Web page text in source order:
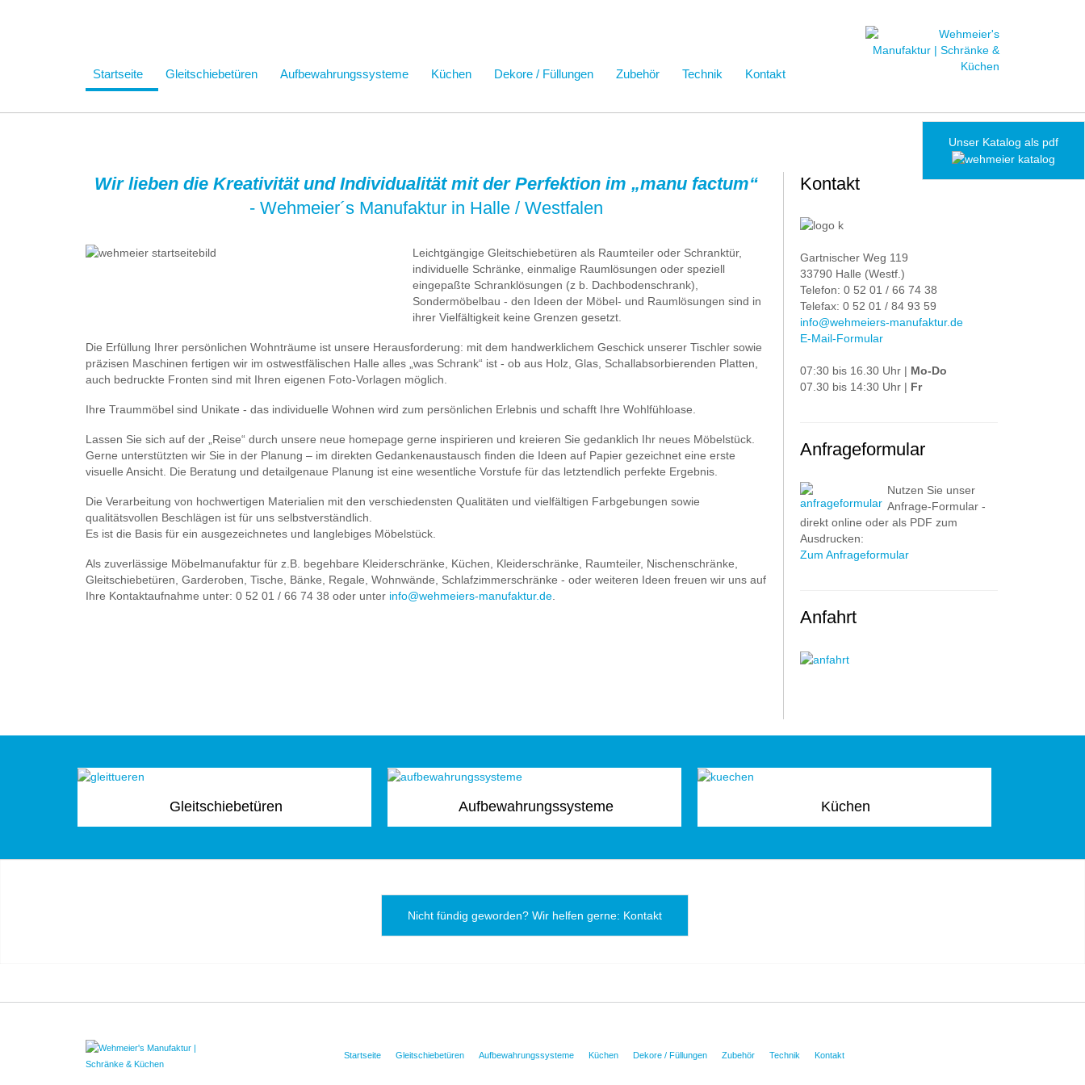
Startseite Gleitschiebetüren Aufbewahrungssysteme Küchen Dekore / Füllungen Zubehör Technik Kontakt
Wir lieben die Kreativität und Individualität mit der Perfektion im „manu factum“
- Wehmeier´s Manufaktur in Halle / Westfalen
Leichtgängige Gleitschiebetüren als Raumteiler oder Schranktür,
individuelle Schränke, einmalige Raumlösungen oder speziell
eingepaßte Schranklösungen (z b. Dachbodenschrank),
Sondermöbelbau - den Ideen der Möbel- und Raumlösungen sind in
ihrer Vielfältigkeit keine Grenzen gesetzt.
Die Erfüllung Ihrer persönlichen Wohnträume ist unsere Herausforderung: mit dem handwerklichem Geschick unserer Tischler sowie
präzisen Maschinen fertigen wir im ostwestfälischen Halle alles „was Schrank“ ist - ob aus Holz, Glas, Schallabsorbierenden Platten,
auch bedruckte Fronten sind mit Ihren eigenen Foto-Vorlagen möglich.
Ihre Traummöbel sind Unikate - das individuelle Wohnen wird zum persönlichen Erlebnis und schafft Ihre Wohlfühloase.
Lassen Sie sich auf der „Reise“ durch unsere neue homepage gerne inspirieren und kreieren Sie gedanklich Ihr neues Möbelstück.
Gerne unterstützten wir Sie in der Planung – im direkten Gedankenaustausch finden die Ideen auf Papier gezeichnet eine erste
visuelle Ansicht. Die Beratung und detailgenaue Planung ist eine wesentliche Vorstufe für das letztendlich perfekte Ergebnis.
Die Verarbeitung von hochwertigen Materialien mit den verschiedensten Qualitäten und vielfältigen Farbgebungen sowie
qualitätsvollen Beschlägen ist für uns selbstverständlich.
Es ist die Basis für ein ausgezeichnetes und langlebiges Möbelstück.
Als zuverlässige Möbelmanufaktur für z.B. begehbare Kleiderschränke, Küchen, Kleiderschränke, Raumteiler, Nischenschränke,
Gleitschiebetüren, Garderoben, Tische, Bänke, Regale, Wohnwände, Schlafzimmerschränke - oder weiteren Ideen freuen wir uns auf
Ihre Kontaktaufnahme unter: 0 52 01 / 66 74 38 oder unter info@wehmeiers-manufaktur.de
Unser Katalog als pdf
Kontakt
Gartnischer Weg 119
33790 Halle (Westf.)
Telefon: 0 52 01 / 66 74 38
Telefax: 0 52 01 / 84 93 59
info@wehmeiers-manufaktur.de
E-Mail-Formular
07:30 bis 16.30 Uhr | Mo-Do
07.30 bis 14:30 Uhr | Fr
Anfrageformular
Nutzen Sie unser
Anfrage-Formular -
direkt online oder als PDF zum
Ausdrucken:
Zum Anfrageformular
Anfahrt
Gleitschiebetüren Aufbewahrungssysteme Küchen
Nicht fündig geworden? Wir helfen gerne: Kontakt
Startseite Gleitschiebetüren Aufbewahrungssysteme Küchen Dekore / Füllungen Zubehör Technik Kontakt